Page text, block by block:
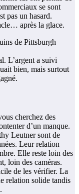
se sont
pas un hasard.
après la glace.
de Pittsburgh
L’argent a suivi
bien, mais surtout
cherchez des
d’un manque.
Leutner sont de
Leur relation
Elle reste loin des
loin des caméras.
de les vérifier. La
relation solide tandis